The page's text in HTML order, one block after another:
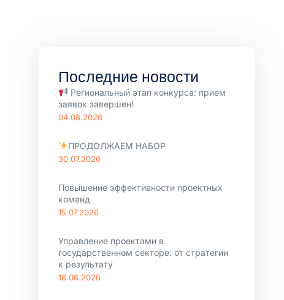
Последние новости
Региональный этап конкурса: прием
заявок завершен!
04.08.2026
ПРОДОЛЖАЕМ НАБОР
30.07.2026
Повышение эффективности проектных
команд
15.07.2026
Управление проектами в
государственном секторе: от стратегии
к результату
18.06.2026